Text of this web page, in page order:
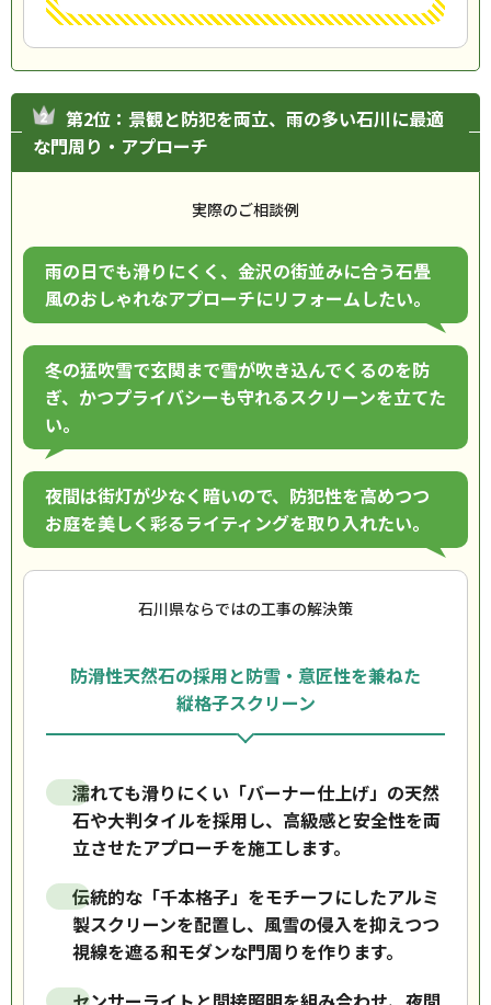
第2位：景観と防犯を両立、雨の多い石川に最適
な門周り・アプローチ
実際のご相談例
雨の日でも滑りにくく、金沢の街並みに合う石畳
風のおしゃれなアプローチにリフォームしたい。
冬の猛吹雪で玄関まで雪が吹き込んでくるのを防
ぎ、かつプライバシーも守れるスクリーンを立てた
い。
夜間は街灯が少なく暗いので、防犯性を高めつつ
お庭を美しく彩るライティングを取り入れたい。
石川県ならではの工事の解決策
防滑性天然石の採用と防雪・意匠性を兼ねた
縦格子スクリーン
濡れても滑りにくい「バーナー仕上げ」の天然
石や大判タイルを採用し、高級感と安全性を両
立させたアプローチを施工します。
伝統的な「千本格子」をモチーフにしたアルミ
製スクリーンを配置し、風雪の侵入を抑えつつ
視線を遮る和モダンな門周りを作ります。